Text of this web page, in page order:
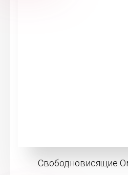
Свободновисящие